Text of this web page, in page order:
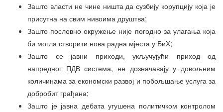
Зашто власти не чине ништа да сузбију корупцију која је
присутна на свим нивоима друштва;
Зашто пословно окружење није погодно за улагања која
би могла створити нова радна мјеста у БиХ;
Зашто се јавни приходи, укључујући приход од
напредног ПДВ система, не дозначавају у довољним
количинама за економски развој и побољшање услуга за
добробит грађана;
Зашто је јавна дебата угушена политичком контролом